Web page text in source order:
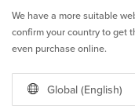
We have a more suitable
confirm your country to get
even purchase online.
Global (English)